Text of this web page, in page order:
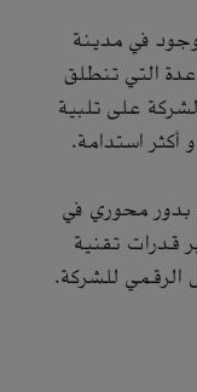
في مدينة
التي تنطلق
على تلبية
أكثر استدامة.
بدور محوري في
قدرات تقنية
للشركة.